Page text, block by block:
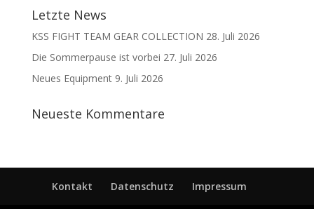
Letzte News
KSS FIGHT TEAM GEAR COLLECTION 28. Juli 2026
Die Sommerpause ist vorbei 27. Juli 2026
Neues Equipment 9. Juli 2026
Neueste Kommentare
Kontakt Datenschutz Impressum